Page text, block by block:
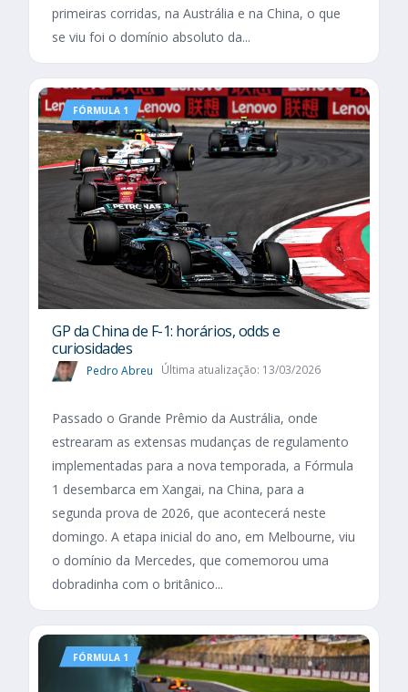
primeiras corridas, na Austrália e na China, o que
se viu foi o domínio absoluto da...
FÓRMULA 1
GP da China de F-1: horários, odds e
curiosidades
Pedro Abreu Última atualização: 13/03/2026
Passado o Grande Prêmio da Austrália, onde
estrearam as extensas mudanças de regulamento
implementadas para a nova temporada, a Fórmula
1 desembarca em Xangai, na China, para a
segunda prova de 2026, que acontecerá neste
domingo. A etapa inicial do ano, em Melbourne, viu
o domínio da Mercedes, que comemorou uma
dobradinha com o britânico...
FÓRMULA 1